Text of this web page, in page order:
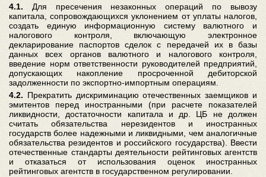
4.1. Для пресечения незаконных операций по вывозу
капитала, сопровождающихся уклонением от уплаты налогов,
создать единую информационную систему валютного и
налогового контроля, включающую электронное
декларирование паспортов сделок с передачей их в базы
данных всех органов валютного и налогового контроля,
введение норм ответственности руководителей предприятий,
допускающих накопление просроченной дебиторской
задолженности по экспортно-импортным операциям.
4.2. Прекратить дискриминацию отечественных заемщиков и
эмитентов перед иностранными (при расчете показателей
ликвидности, достаточности капитала и др. ЦБ не должен
считать обязательства нерезидентов и иностранных
государств более надежными и ликвидными, чем аналогичные
обязательства резидентов и российского государства). Ввести
отечественные стандарты деятельности рейтинговых агентств
и отказаться от использования оценок иностранных
рейтинговых агентств в государственном регулировании.